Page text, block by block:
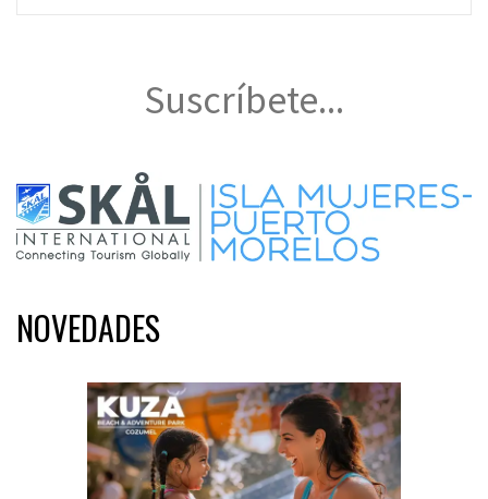
Suscríbete...
NOVEDADES